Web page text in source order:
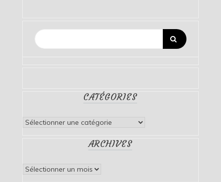
CATÉGORIES
Catégories
ARCHIVES
Archives